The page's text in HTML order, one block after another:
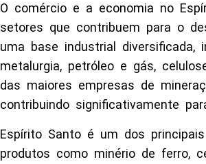
O comércio e a economia no
setores que contribuem para o
uma base industrial diversificada,
metalurgia, petróleo e gás,
das maiores empresas de
contribuindo significativamente
Espírito Santo é um dos
produtos como minério de ferro,